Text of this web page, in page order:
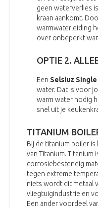
geen waterverlies
kraan aankomt.
warmwaterleiding
over onbeperkt
OPTIE 2.
Een Selsiuz
water. Dat is voor
warm water nodig
snel uit je
TITANIUM
Bij de titanium boiler
van Titanium. Titanium
corrosiebestendig
tegen extreme
niets wordt dit metaal
vliegtuigindustrie en
Een ander voordeel